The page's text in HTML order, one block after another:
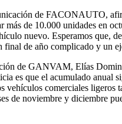
de FACONAUTO,
más de 10.000 unidades en
nuevo. Esperamos que,
final de año complicado y un
de GANVAM, Elías
es que el acumulado anual
vehículos comerciales ligeros
de noviembre y diciembre